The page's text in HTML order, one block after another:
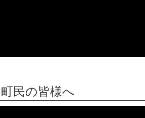
民の皆様へ